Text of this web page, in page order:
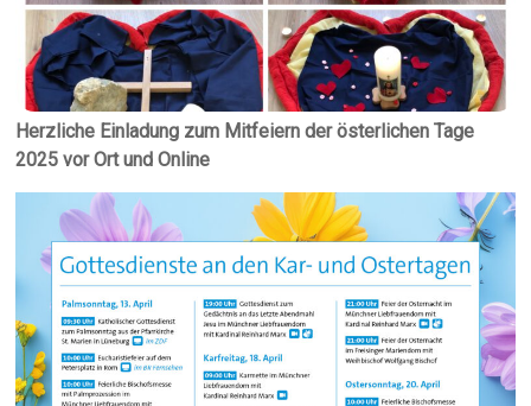
Herzliche Einladung zum Mitfeiern der österlichen Tage
2025 vor Ort und Online